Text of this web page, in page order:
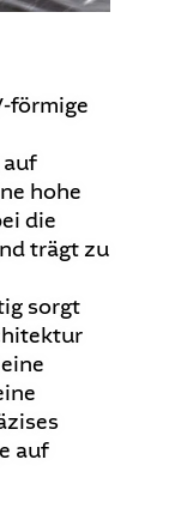
förmige
hohe
die
trägt zu
sorgt
auf